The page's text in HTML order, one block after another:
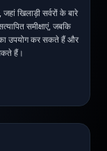
खिलाड़ी सर्वरों के बारे
समीक्षाएं, जबकि
का उपयोग कर सकते हैं और
हैं।